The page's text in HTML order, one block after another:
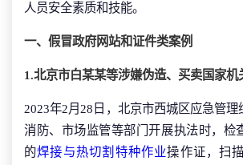
人员安全素质和技能。
一、假冒政府网站和证件类案例
1.北京市白某某等涉嫌伪造、买卖国家机
2023年2月28日，北京市西城区应急管
消防、市场监管等部门开展执法时，检
的焊接与热切割特种作业操作证，扫